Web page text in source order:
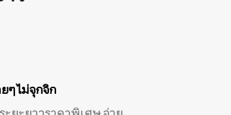
ๆ ไม่จุกจิก